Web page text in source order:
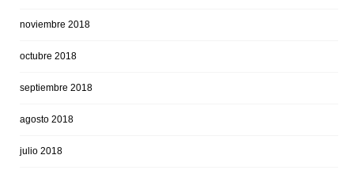
noviembre 2018
octubre 2018
septiembre 2018
agosto 2018
julio 2018